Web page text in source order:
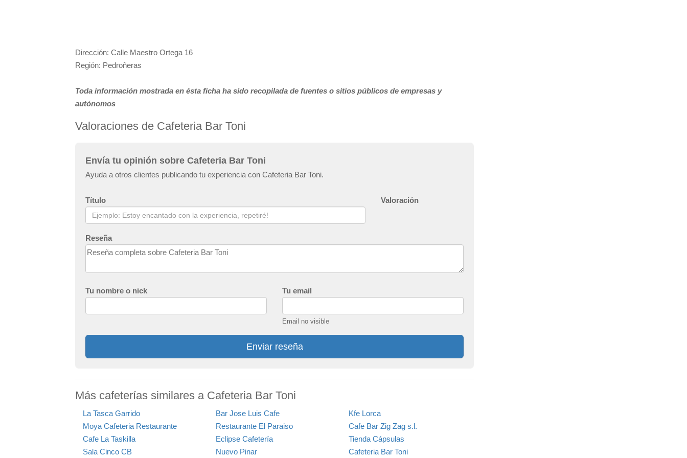
Dirección: Calle Maestro Ortega 16
Región: Pedroñeras
Toda información mostrada en ésta ficha ha sido recopilada de fuentes o sitios públicos de empresas y
autónomos
Valoraciones de Cafeteria Bar Toni
Envía tu opinión sobre Cafeteria Bar Toni
Ayuda a otros clientes publicando tu experiencia con Cafeteria Bar Toni.
Título Valoración
Reseña
Tu nombre o nick Tu email
Email no visible
Enviar reseña
Más cafeterías similares a Cafeteria Bar Toni
La Tasca Garrido Bar Jose Luis Cafe
Kfe Lorca
Moya Cafeteria Restaurante
Restaurante El Paraiso
Cafe Bar Zig Zag s.l.
Cafe La Taskilla
Eclipse Cafetería
Tienda Cápsulas
Sala Cinco CB
Nuevo Pinar Cafeteria Bar Toni